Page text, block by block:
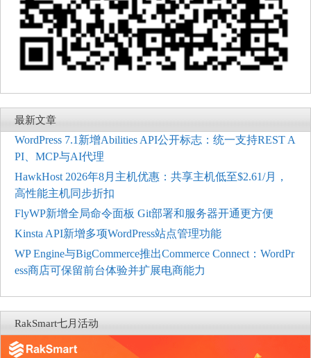
最新文章
WordPress 7.1新增Abilities API公开标志：统一支持REST A
PI、MCP与AI代理
HawkHost 2026年8月主机优惠：共享主机低至$2.61/月，
高性能主机同步折扣
FlyWP新增全局命令面板 Git部署和服务器开通更方便
Kinsta API新增多项WordPress站点管理功能
WP Engine与BigCommerce推出Commerce Connect：WordPr
ess商店可保留前台体验并扩展电商能力
RakSmart七月活动